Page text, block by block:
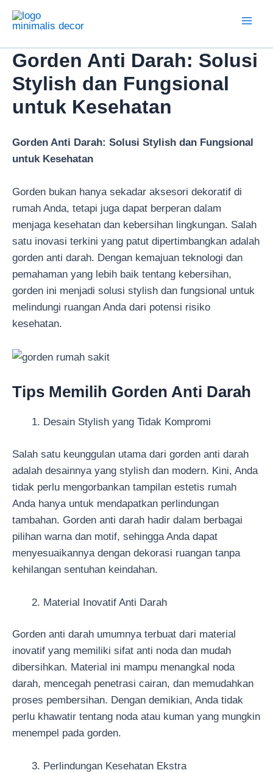
Lewati
Gorden Anti Darah: Solusi
Stylish dan Fungsional
untuk Kesehatan
Gorden Anti Darah: Solusi Stylish dan Fungsional
untuk Kesehatan
Gorden bukan hanya sekadar aksesori dekoratif di
rumah Anda, tetapi juga dapat berperan dalam
menjaga kesehatan dan kebersihan lingkungan. Salah
satu inovasi terkini yang patut dipertimbangkan adalah
gorden anti darah. Dengan kemajuan teknologi dan
pemahaman yang lebih baik tentang kebersihan,
gorden ini menjadi solusi stylish dan fungsional untuk
melindungi ruangan Anda dari potensi risiko
kesehatan.
Tips Memilih Gorden Anti Darah
Desain Stylish yang Tidak Kompromi
Salah satu keunggulan utama dari gorden anti darah
adalah desainnya yang stylish dan modern. Kini, Anda
tidak perlu mengorbankan tampilan estetis rumah
Anda hanya untuk mendapatkan perlindungan
tambahan. Gorden anti darah hadir dalam berbagai
pilihan warna dan motif, sehingga Anda dapat
menyesuaikannya dengan dekorasi ruangan tanpa
kehilangan sentuhan keindahan.
Material Inovatif Anti Darah
Gorden anti darah umumnya terbuat dari material
inovatif yang memiliki sifat anti noda dan mudah
dibersihkan. Material ini mampu menangkal noda
darah, mencegah penetrasi cairan, dan memudahkan
proses pembersihan. Dengan demikian, Anda tidak
perlu khawatir tentang noda atau kuman yang mungkin
menempel pada gorden.
Perlindungan Kesehatan Ekstra